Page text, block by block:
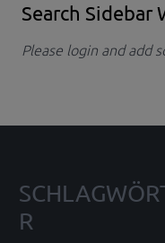
Search Sidebar
Please login and add
R